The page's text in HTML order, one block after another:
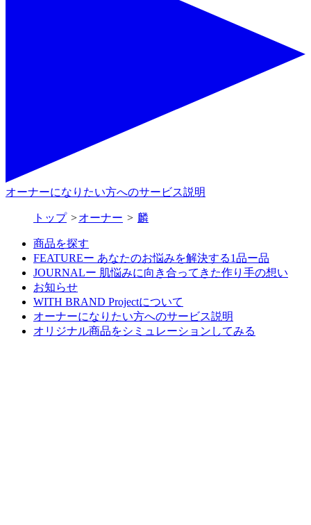
オーナーになりたい方へのサービス説明
トップ オーナー 麟
商品を探す
FEATUREー あなたのお悩みを解決する1品ー品
JOURNALー 肌悩みに向き合ってきた作り手の想い
お知らせ
WITH BRAND Projectについて
オーナーになりたい方へのサービス説明
オリジナル商品をシミュレーションしてみる